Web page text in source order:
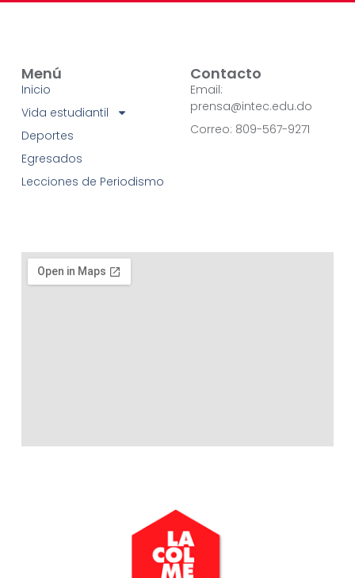
Menú
Inicio
Vida estudiantil
Deportes
Egresados
Lecciones de Periodismo
Contacto
Email:
prensa@intec.edu.do
Correo: 809-567-9271